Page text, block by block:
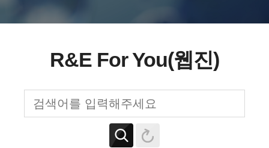
R&E For You(웹진)